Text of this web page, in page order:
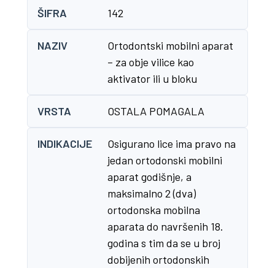
ŠIFRA 142
NAZIV
Ortodontski mobilni aparat
– za obje vilice kao
aktivator ili u bloku
VRSTA OSTALA POMAGALA
INDIKACIJE
Osigurano lice ima pravo na
jedan ortodonski mobilni
aparat godišnje, a
maksimalno 2 (dva)
ortodonska mobilna
aparata do navršenih 18.
godina s tim da se u broj
dobijenih ortodonskih